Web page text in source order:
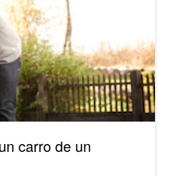
carro de un